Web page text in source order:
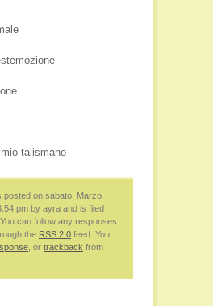
talismano
posted on sabato, Marzo
pm by ayra and is filed
. You can follow any responses
the RSS 2.0 feed. You
, or trackback from